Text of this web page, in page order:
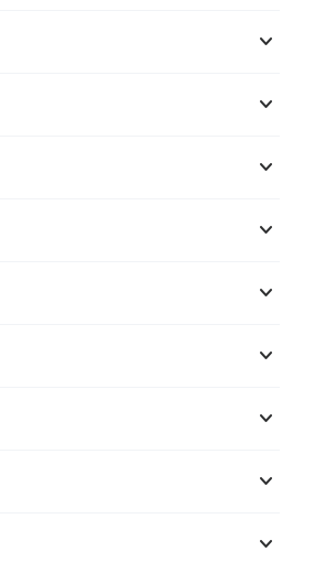
keyboard_arrow_down
keyboard_arrow_down
keyboard_arrow_down
keyboard_arrow_down
keyboard_arrow_down
keyboard_arrow_down
keyboard_arrow_down
keyboard_arrow_down
keyboard_arrow_down